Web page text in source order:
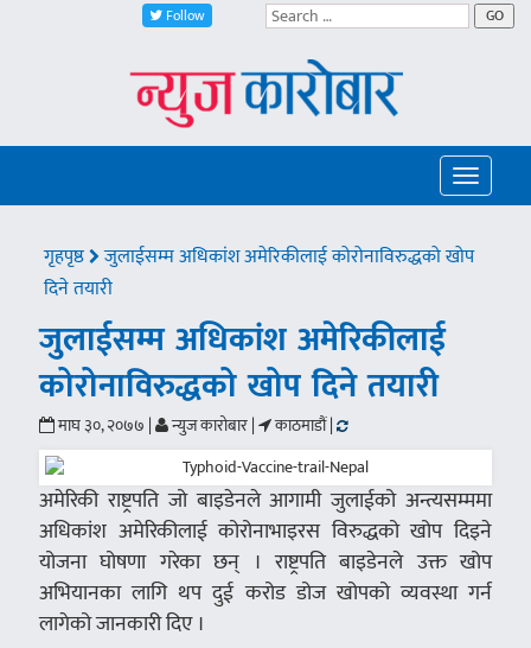
Follow GO
Toggle
गृहपृष्ठ
जुलाईसम्म अधिकांश अमेरिकीलाई कोरोनाविरुद्धको खोप
दिने तयारी
जुलाईसम्म अधिकांश अमेरिकीलाई
कोरोनाविरुद्धको खोप दिने तयारी
माघ ३०, २०७७ | न्युज कारोबार | काठमाडौं |
अमेरिकी राष्ट्रपति जो बाइडेनले आगामी जुलाईको अन्त्यसम्ममा
अधिकांश अमेरिकीलाई कोरोनाभाइरस विरुद्धको खोप दिइने
योजना घोषणा गरेका छन् । राष्ट्रपति बाइडेनले उक्त खोप
अभियानका लागि थप दुई करोड डोज खोपको व्यवस्था गर्न
लागेको जानकारी दिए ।